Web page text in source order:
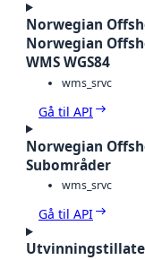
Norwegian
Norwegian
WMS WGS84
wms_srvc
Gå til API
Norwegian
Subområder
wms_srvc
Gå til API